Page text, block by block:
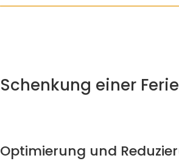
Schenkung einer
Optimierung und